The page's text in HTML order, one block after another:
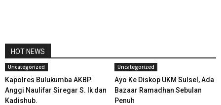
HOT NEWS
Uncategorized
Kapolres Bulukumba AKBP.
Anggi Naulifar Siregar S. Ik dan
Kadishub.
Uncategorized
Ayo Ke Diskop UKM Sulsel, Ada
Bazaar Ramadhan Sebulan
Penuh